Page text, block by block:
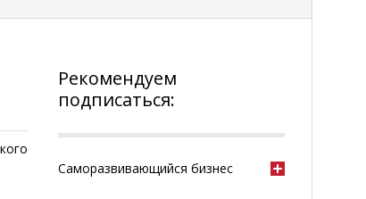
Рекомендуем
подписаться:
Саморазвивающийся бизнес